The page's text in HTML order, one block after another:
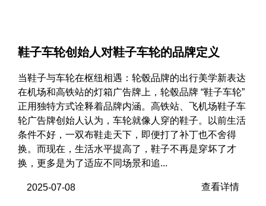
鞋子车轮创始人对鞋子车轮的品牌定义
当鞋子与车轮在枢纽相遇：轮毂品牌的出行美学新表达
在机场和高铁站的灯箱广告牌上，轮毂品牌 “鞋子车轮”
正用独特方式诠释着品牌内涵。高铁站、飞机场鞋子车
轮广告牌创始人认为，车轮就像人穿的鞋子。以前生活
条件不好，一双布鞋走天下，即便打了补丁也不舍得
换。而现在，生活水平提高了，鞋子不再是穿坏了才
换，更多是为了适应不同场景和追...
2025-07-08 查看详情